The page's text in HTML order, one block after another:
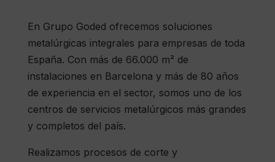
En Grupo Goded ofrecemos soluciones
metalúrgicas integrales para empresas de toda
España. Con más de 66.000 m² de
instalaciones en Barcelona y más de 80 años
de experiencia en el sector, somos uno de los
centros de servicios metalúrgicos más grandes
y completos del país.
Realizamos procesos de corte y